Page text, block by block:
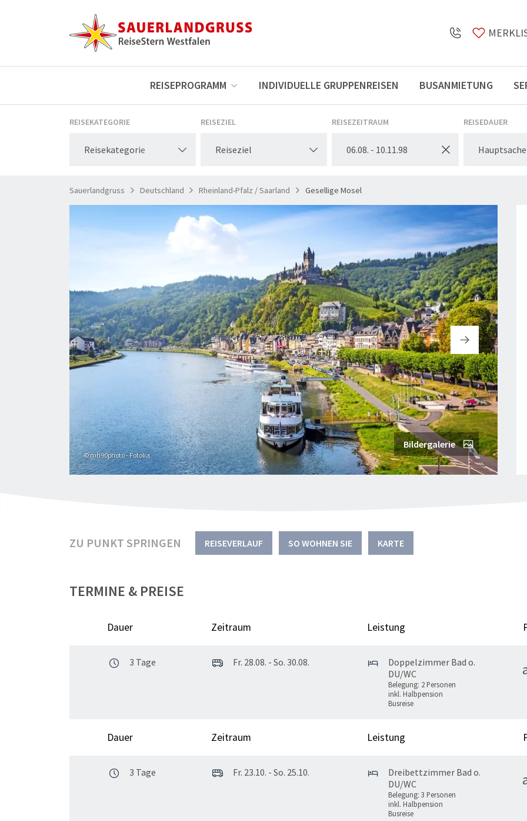
Öffnungszeiten
REISEPROGRAMM INDIVIDUELLE GRUPPENREISEN BUSANMIETUNG
REISEKATEGORIE
Reisekategorie
REISEZIEL
Reiseziel
REISEZEITRAUM REISEDAUER
Sauerlandgruss Deutschland Rheinland-Pfalz / Saarland Gesellige Mosel
© mh90photo - Fotolia
Bildergalerie
ZU PUNKT SPRINGEN REISEVERLAUF SO WOHNEN SIE KARTE
TERMINE & PREISE
Dauer Zeitraum Leistung
3 Tage Fr. 28.08. - So. 30.08.
Doppelzimmer Bad o.
DU/WC
Belegung: 2 Personen
inkl. Halbpension
Busreise
Dauer Zeitraum Leistung
3 Tage Fr. 23.10. - So. 25.10.
Dreibettzimmer Bad o.
DU/WC
Belegung: 3 Personen
inkl. Halbpension
Busreise